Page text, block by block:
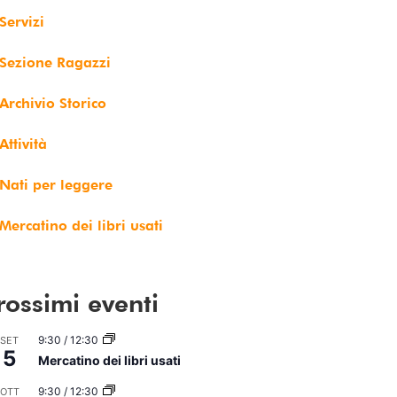
Ragazzi
Storico
per leggere
dei libri usati
eventi
SET
5
9:30 / 12:30
Mercatino dei libri usati
OTT 9:30 / 12:30